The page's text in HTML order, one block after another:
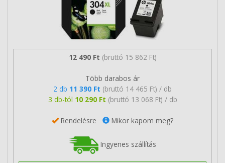
12 490 Ft (bruttó 15 862 Ft)
Több darabos ár
2 db 11 390 Ft (bruttó 14 465 Ft) / db
3 db-tól 10 290 Ft (bruttó 13 068 Ft) / db
Rendelésre Mikor kapom meg?
Ingyenes szállítás